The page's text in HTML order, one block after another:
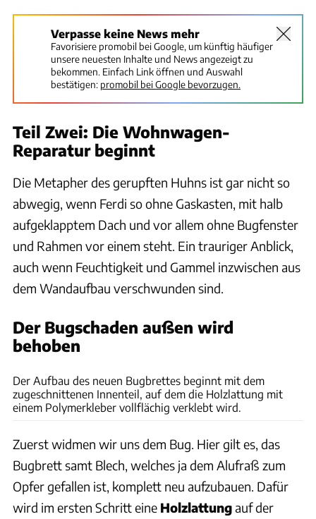
Verpasse keine News mehr
Favorisiere promobil bei Google, um künftig häufiger
unsere neuesten Inhalte und News angezeigt zu
bekommen. Einfach Link öffnen und Auswahl
bestätigen: promobil bei Google bevorzugen.
Teil Zwei: Die Wohnwagen-
Reparatur beginnt
Die Metapher des gerupften Huhns ist gar nicht so
abwegig, wenn Ferdi so ohne Gaskasten, mit halb
aufgeklapptem Dach und vor allem ohne Bugfenster
und Rahmen vor einem steht. Ein trauriger Anblick,
auch wenn Feuchtigkeit und Gammel inzwischen aus
dem Wandaufbau verschwunden sind.
Der Bugschaden außen wird
behoben
Der Aufbau des neuen Bugbrettes beginnt mit dem
zugeschnittenen Innenteil, auf dem die Holzlattung mit
einem Polymerkleber vollflächig verklebt wird.
Zuerst widmen wir uns dem Bug. Hier gilt es, das
Bugbrett samt Blech, welches ja dem Alufraß zum
Opfer gefallen ist, komplett neu aufzubauen. Dafür
wird im ersten Schritt eine Holzlattungauf der